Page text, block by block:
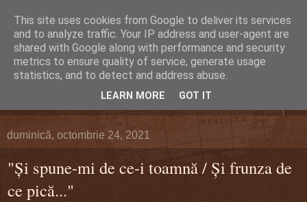
DEFERLĂRI
Despre şi pentru Bacău. Totul la obiect.
duminică, octombrie 24, 2021
"Şi spune-mi de ce-i toamnă / Şi frunza de
ce pică..."
This site uses cookies from Google to deliver its services
and to analyze traffic. Your IP address and user-agent are
shared with Google along with performance and security
metrics to ensure quality of service, generate usage
statistics, and to detect and address abuse.
LEARN MORE GOT IT